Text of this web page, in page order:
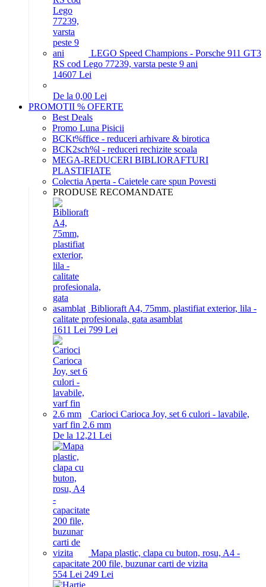
LEGO Speed Champions - Porsche 911 GT3
RS cod Lego 77239, varsta peste 9 ani
14607 Lei
De la 0,00 Lei
PROMOTII % OFERTE
Best Deals
Promo Luna Pisicii
BCKt%ffice - reduceri arhivare & birotica
BCK2sch%l - reduceri rechizite scoala
MEGA-REDUCERI BIBLIORAFTURI
PLASTIFIATE
Colectia Aperta - Caietele care spun Povesti
PRODUSE RECOMANDATE
Biblioraft A4, 75mm, plastifiat exterior, lila -
calitate profesionala, gata asamblat
1611 Lei 799 Lei
Carioci Carioca Joy, set 6 culori - lavabile,
varf fin 2.6 mm
De la 12,21 Lei
Mapa plastic, clapa cu buton, rosu, A4 -
capacitate 200 file, buzunar carti de vizita
554 Lei 249 Lei